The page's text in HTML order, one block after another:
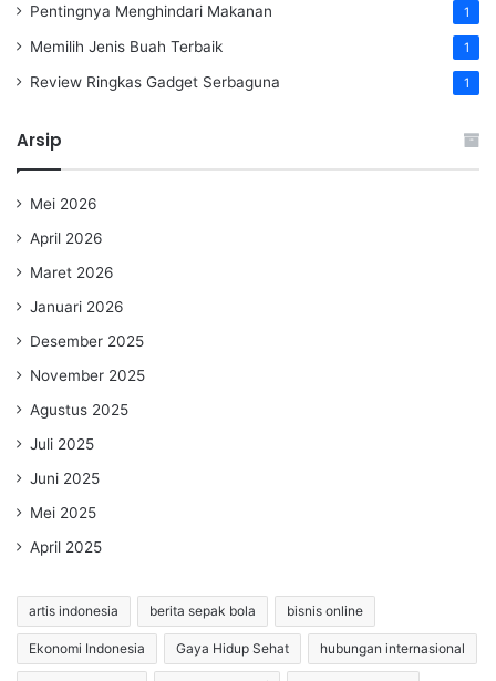
Pentingnya Menghindari Makanan 1
Memilih Jenis Buah Terbaik 1
Review Ringkas Gadget Serbaguna 1
Arsip
Mei 2026
April 2026
Maret 2026
Januari 2026
Desember 2025
November 2025
Agustus 2025
Juli 2025
Juni 2025
Mei 2025
April 2025
artis indonesia berita sepak bola bisnis online
Ekonomi Indonesia Gaya Hidup Sehat hubungan internasional